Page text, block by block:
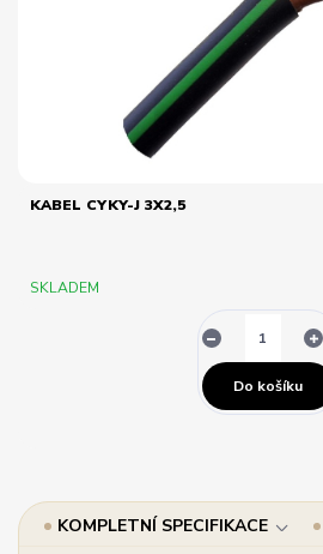
KABEL CYKY-J 3X2,5
SKLADEM
Do košíku
KOMPLETNÍ SPECIFIKACE